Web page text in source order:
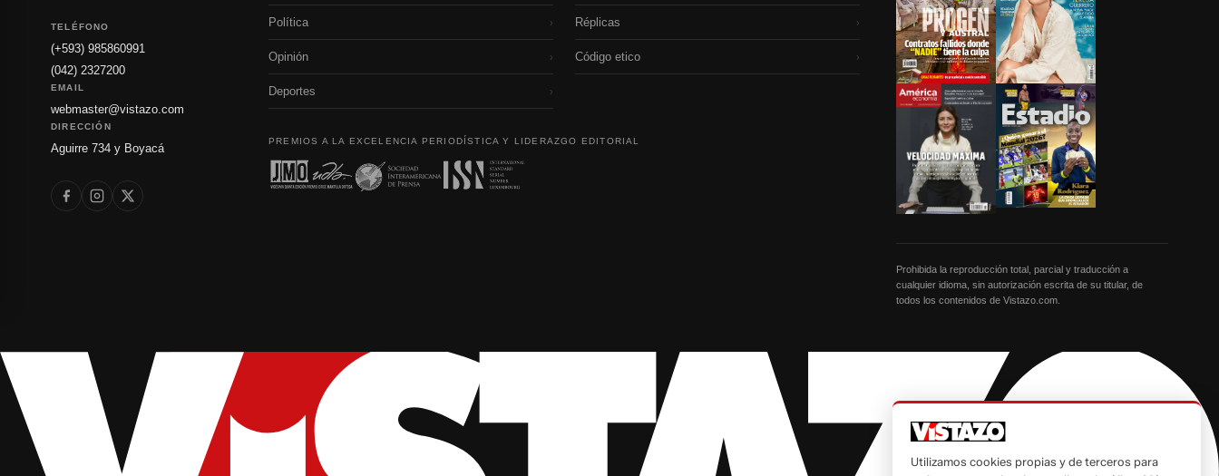
TELÉFONO
(+593) 985860991
(042) 2327200
EMAIL
webmaster@vistazo.com
DIRECCIÓN
Aguirre 734 y Boyacá
Política ›
Opinión ›
Deportes ›
Réplicas ›
Código etico ›
PREMIOS A LA EXCELENCIA PERIODÍSTICA Y LIDERAZGO EDITORIAL
Prohibida la reproducción total, parcial y traducción a
cualquier idioma, sin autorización escrita de su titular, de
todos los contenidos de Vistazo.com.
Utilizamos cookies propias y de terceros para